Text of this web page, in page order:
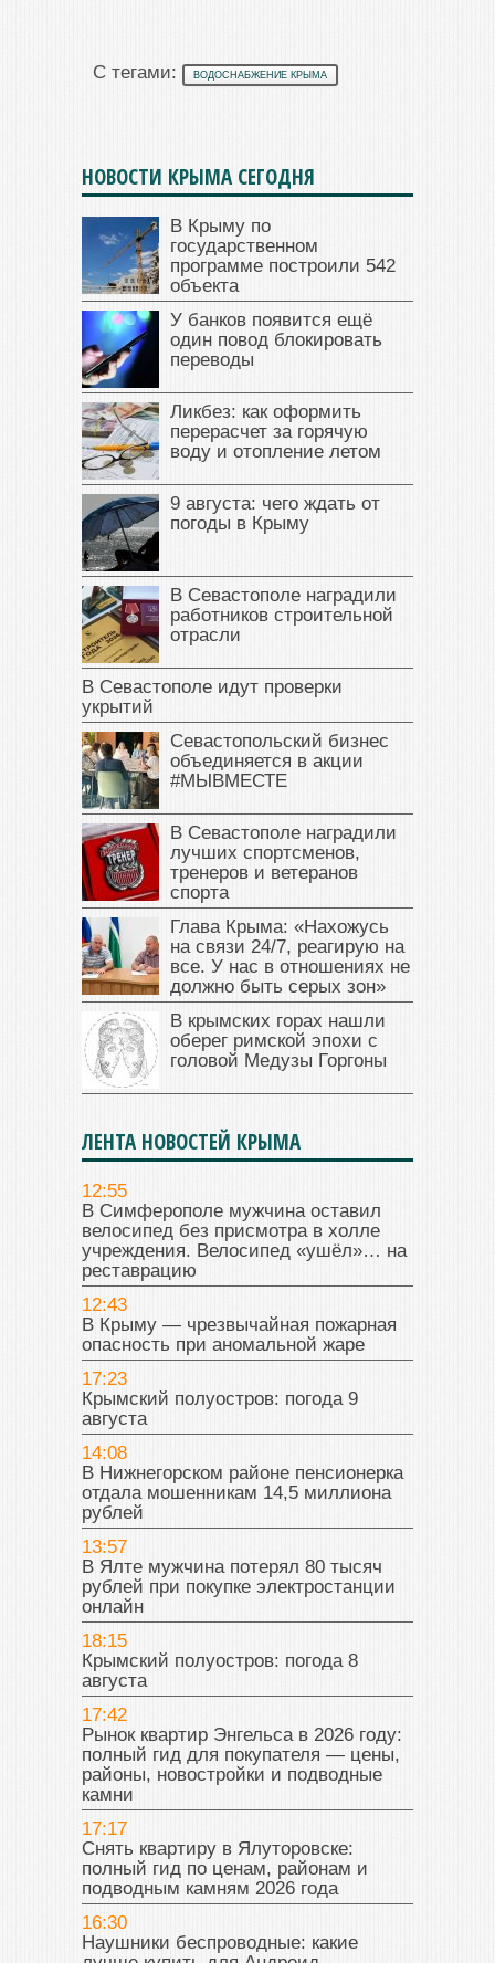
С тегами: ВОДОСНАБЖЕНИЕ КРЫМА
НОВОСТИ КРЫМА СЕГОДНЯ
В Крыму по
государственном
программе построили 542
объекта
У банков появится ещё
один повод блокировать
переводы
Ликбез: как оформить
перерасчет за горячую
воду и отопление летом
9 августа: чего ждать от
погоды в Крыму
В Севастополе наградили
работников строительной
отрасли
В Севастополе идут проверки
укрытий
Севастопольский бизнес
объединяется в акции
#МЫВМЕСТЕ
В Севастополе наградили
лучших спортсменов,
тренеров и ветеранов
спорта
Глава Крыма: «Нахожусь
на связи 24/7, реагирую на
все. У нас в отношениях не
должно быть серых зон»
В крымских горах нашли
оберег римской эпохи с
головой Медузы Горгоны
ЛЕНТА НОВОСТЕЙ КРЫМА
12:55
В Симферополе мужчина оставил
велосипед без присмотра в холле
учреждения. Велосипед «ушёл»… на
реставрацию
12:43
В Крыму — чрезвычайная пожарная
опасность при аномальной жаре
17:23
Крымский полуостров: погода 9
августа
14:08
В Нижнегорском районе пенсионерка
отдала мошенникам 14,5 миллиона
рублей
13:57
В Ялте мужчина потерял 80 тысяч
рублей при покупке электростанции
онлайн
18:15
Крымский полуостров: погода 8
августа
17:42
Рынок квартир Энгельса в 2026 году:
полный гид для покупателя — цены,
районы, новостройки и подводные
камни
17:17
Снять квартиру в Ялуторовске:
полный гид по ценам, районам и
подводным камням 2026 года
16:30
Наушники беспроводные: какие